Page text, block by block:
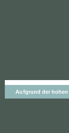
Aufgrund der